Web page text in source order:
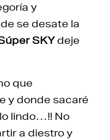
y
se desate la
SKYdeje
que
y donde sacaré
lindo…!! No
a diestro y